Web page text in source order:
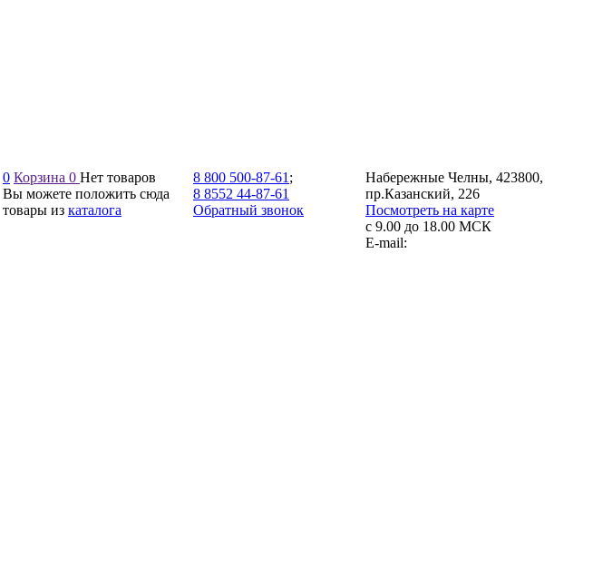
0 Корзина 0 Нет товаров
Вы можете положить сюда
товары из каталога
8 800 500-87-61 ;
8 8552 44-87-61
Обратный звонок
Набережные Челны, 423800,
пр.Казанский, 226
Посмотреть на карте
с 9.00 до 18.00 МСК
E-mail: